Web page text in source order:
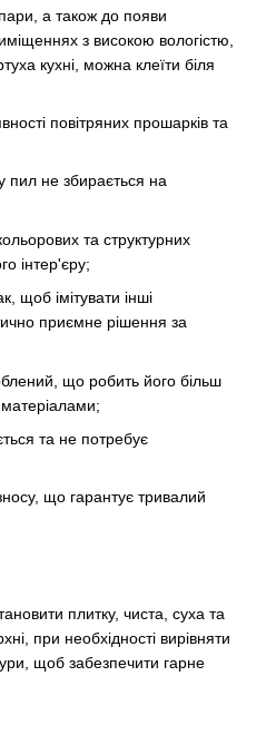
пари, а також до появи
з високою вологістю,
кухні, можна клеїти біля
повітряних прошарків та
пил не збирається на
та структурних
інтер'єру;
щоб імітувати інші
приємне рішення за
що робить його більш
та не потребує
що гарантує тривалий
плитку, чиста, суха та
при необхідності вирівняти
щоб забезпечити гарне